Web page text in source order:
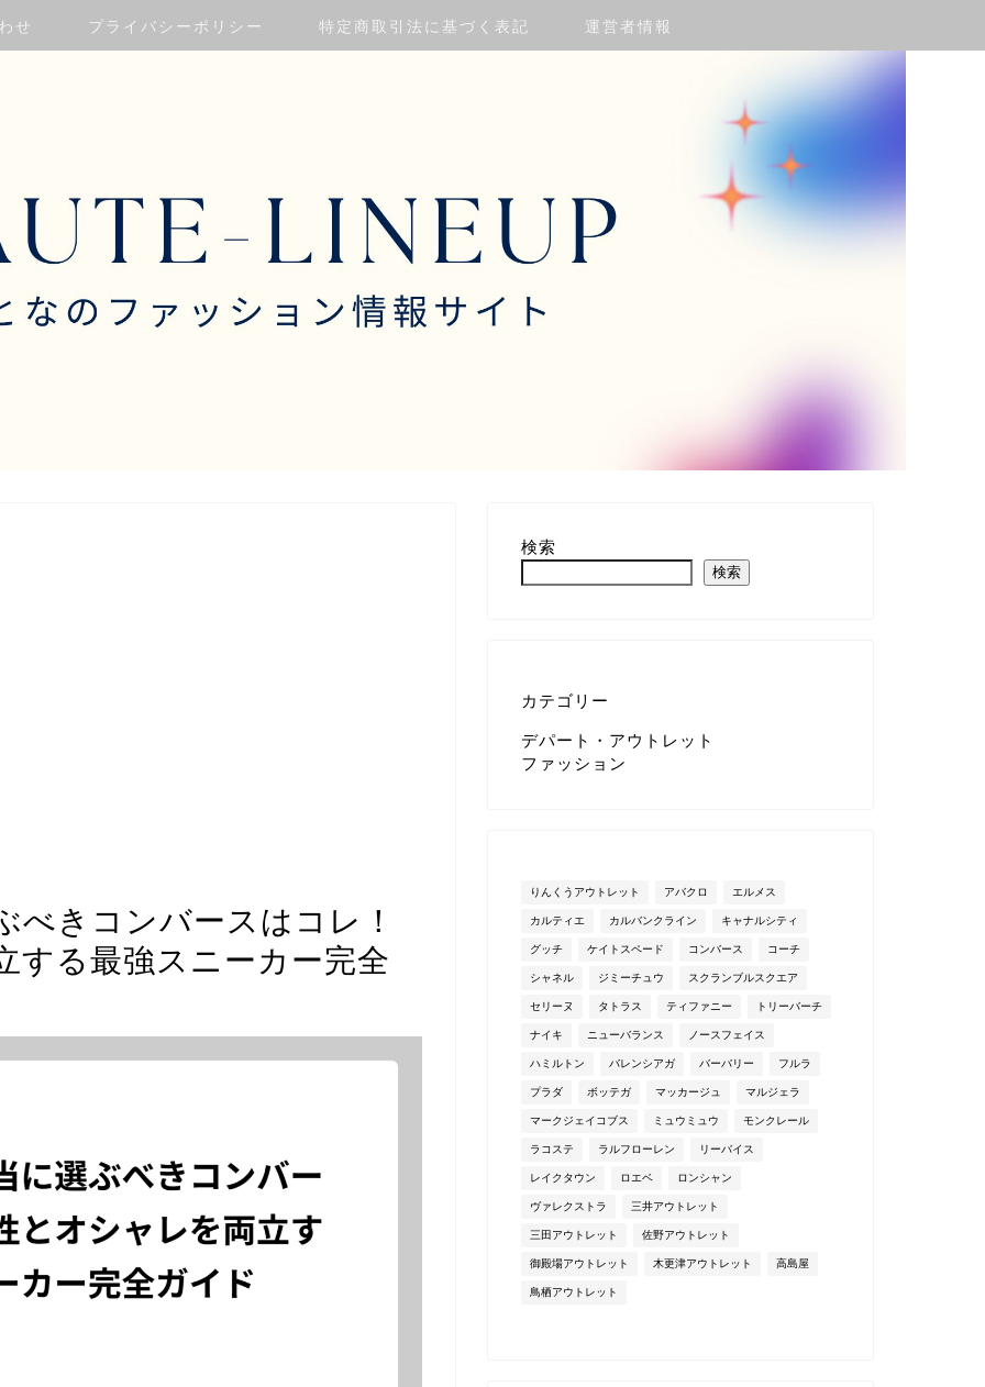
せ プライバシーポリシー 特定商取引法に基づく表記 運営者情報
べきコンバースはコレ！
する最強スニーカー完全
検索
検索
カテゴリー
デパート・アウトレット
ファッション
りんくうアウトレット アバクロ エルメス
カルティエ カルバンクライン キャナルシティ
グッチ ケイトスペード コンバース コーチ
シャネル ジミーチュウ スクランブルスクエア
セリーヌ タトラス ティファニー トリーバーチ
ナイキ ニューバランス ノースフェイス
ハミルトン バレンシアガ バーバリー フルラ
プラダ ボッテガ マッカージュ マルジェラ
マークジェイコブス ミュウミュウ モンクレール
ラコステ ラルフローレン リーバイス
レイクタウン ロエベ ロンシャン
ヴァレクストラ 三井アウトレット
三田アウトレット 佐野アウトレット
御殿場アウトレット 木更津アウトレット 高島屋
鳥栖アウトレット